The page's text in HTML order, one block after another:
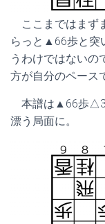
ここまではまず
らっと▲66歩と突
うわけではない
方が自分のペース
本譜は▲66歩
漂う局面に。